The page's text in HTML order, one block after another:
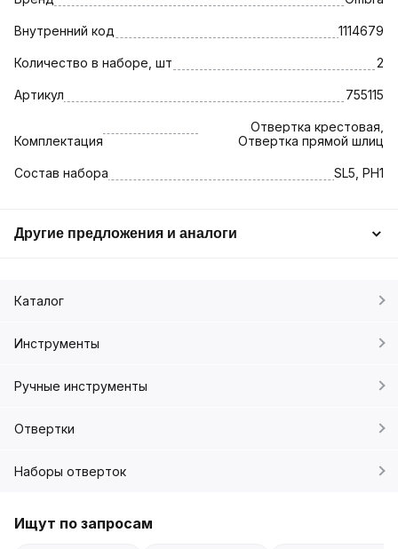
Внутренний код 1114679
Количество в наборе, шт 2
Артикул 755115
Комплектация
Отвертка крестовая,
Отвертка прямой шлиц
Состав набора SL5, PH1
Другие предложения и аналоги
Каталог
Инструменты
Ручные инструменты
Отвертки
Наборы отверток
Ищут по запросам